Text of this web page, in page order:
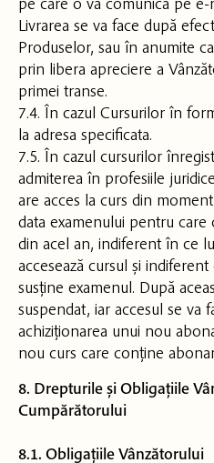
Livrarea se va face după
Produselor, sau în anumite
prin libera apreciere a
primei transe.
7.4. În cazul Cursurilor în
la adresa specificata.
7.5. În cazul cursurilor
admiterea în profesiile
are acces la curs din
data examenului pentru care
din acel an, indiferent în ce
accesează cursul și
susține examenul. După
suspendat, iar accesul se va
achiziționarea unui nou
nou curs care conține
8. Drepturile și Obligațiile
Cumpărătorului
8.1. Obligațiile Vânzătorului